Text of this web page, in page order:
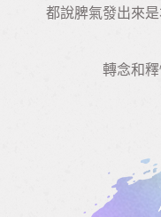
都說脾氣發出來
轉念和